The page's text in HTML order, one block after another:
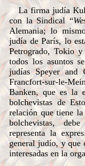
La firma judía
con la Sindical “
Alemania; lo
judía de París, lo
Petrogrado, Tokio y
todos los asuntos
judías Speyer
Francfort-sur-le-
Banken, que es la
bolchevistas de
relación que tiene
bolchevistas,
representa la
general judío, y que
interesadas en la